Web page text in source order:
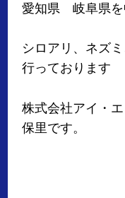
愛知県 岐阜県を
シロアリ、ネズ
行っております
株式会社アイ・
保里です。